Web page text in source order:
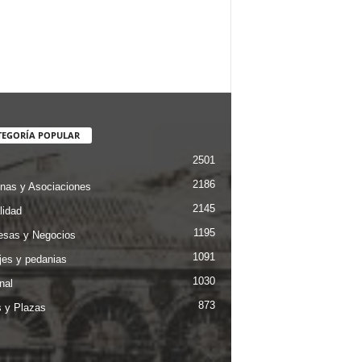
POPULAR
2501
y Asociaciones 2186
2145
y Negocios 1195
y pedanias 1091
1030
y Plazas 873